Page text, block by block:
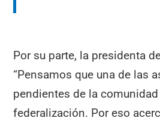
Por su parte, la presidenta
“Pensamos que una de las
pendientes de la
federalización. Por eso